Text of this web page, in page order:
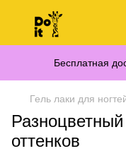
Бесплатная
Гель лаки для
оттенков